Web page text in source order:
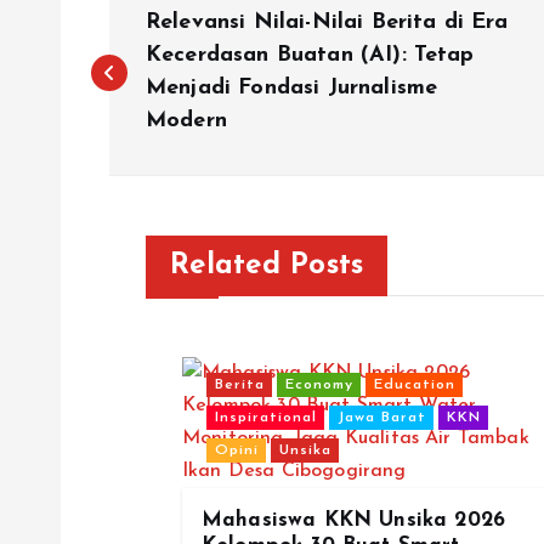
o
Relevansi Nilai-Nilai Berita di Era
Kecerdasan Buatan (AI): Tetap
Menjadi Fondasi Jurnalisme
Modern
Related Posts
Berita Economy Education
Inspirational Jawa Barat KKN
Opini Unsika
Mahasiswa KKN Unsika 2026